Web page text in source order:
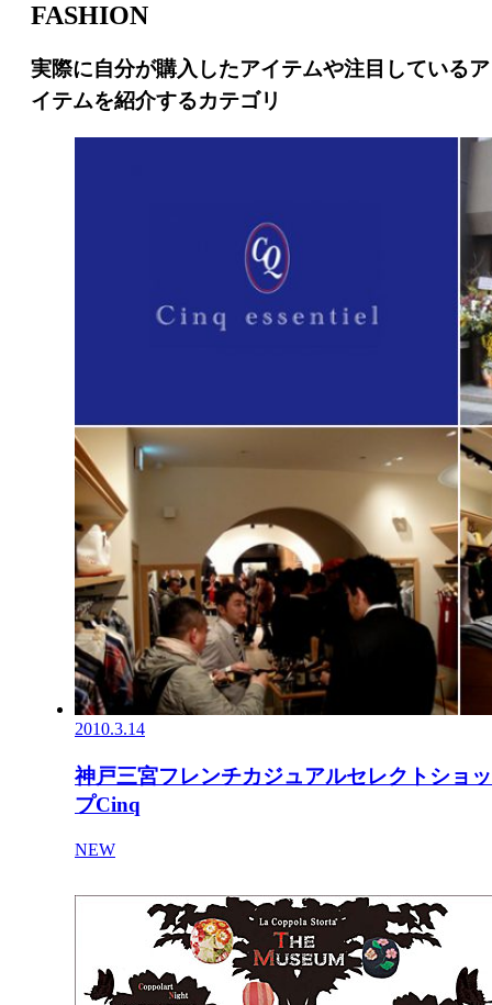
FASHION
実際に自分が購入したアイテムや注目しているア
イテムを紹介するカテゴリ
2010.3.14
神戸三宮フレンチカジュアルセレクトショッ
プCinq
NEW